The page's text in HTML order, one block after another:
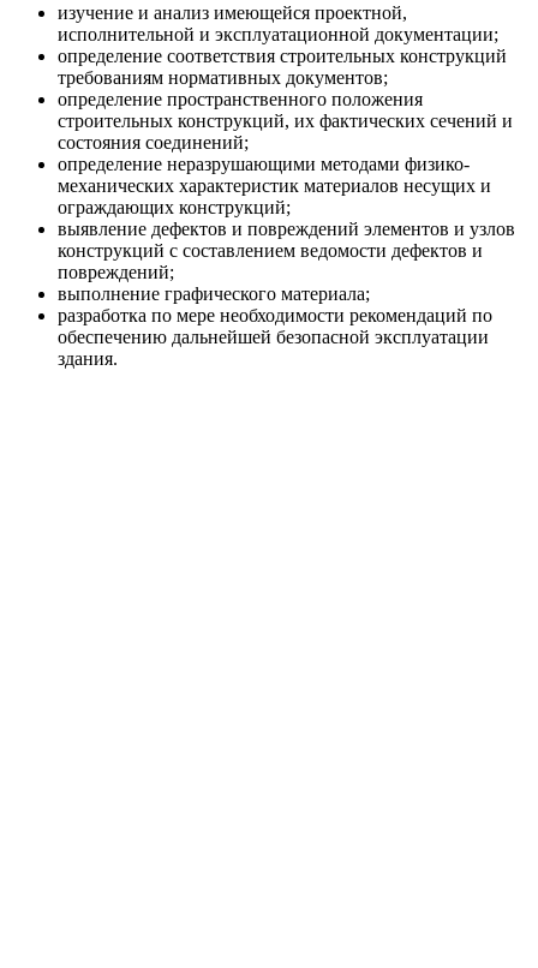
изучение и анализ имеющейся проектной,
исполнительной и эксплуатационной документации;
определение соответствия строительных конструкций
требованиям нормативных документов;
определение пространственного положения
строительных конструкций, их фактических сечений и
состояния соединений;
определение неразрушающими методами физико-
механических характеристик материалов несущих и
ограждающих конструкций;
выявление дефектов и повреждений элементов и узлов
конструкций с составлением ведомости дефектов и
повреждений;
выполнение графического материала;
разработка по мере необходимости рекомендаций по
обеспечению дальнейшей безопасной эксплуатации
здания.